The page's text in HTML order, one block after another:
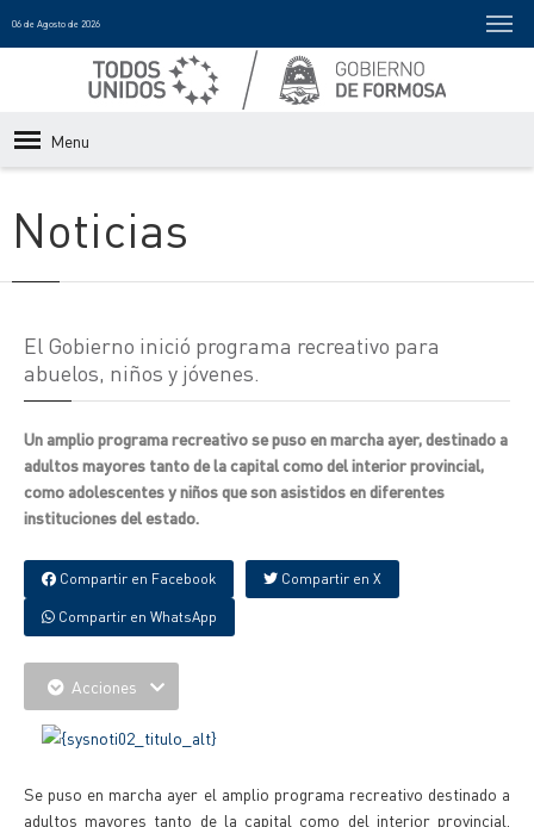
06 de Agosto de 2026
Menu
Noticias
El Gobierno inició programa recreativo para
abuelos, niños y jóvenes.
Un amplio programa recreativo se puso en marcha ayer, destinado a
adultos mayores tanto de la capital como del interior provincial,
como adolescentes y niños que son asistidos en diferentes
instituciones del estado.
Compartir en Facebook Compartir en X
Compartir en WhatsApp
Acciones
Se puso en marcha ayer el amplio programa recreativo destinado a
adultos mayores tanto de la capital como del interior provincial,